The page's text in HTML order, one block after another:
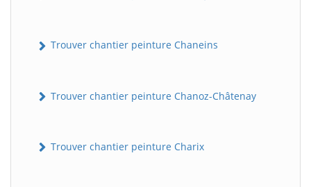
Trouver chantier peinture Chaneins
Trouver chantier peinture Chanoz-Châtenay
Trouver chantier peinture Charix